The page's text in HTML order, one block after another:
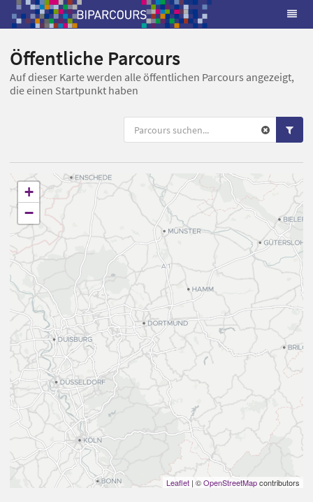
Öffentliche Parcours
Auf dieser Karte werden alle öffentlichen Parcours angezeigt,
die einen Startpunkt haben
+
−
Leaflet | ©OpenStreetMapcontributors